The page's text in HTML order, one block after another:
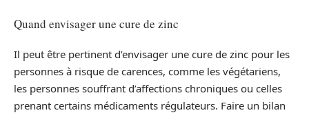
Quand envisager une cure de zinc
Il peut être pertinent d’envisager une cure de zinc pour les
personnes à risque de carences, comme les végétariens,
les personnes souffrant d’affections chroniques ou celles
prenant certains médicaments régulateurs. Faire un bilan